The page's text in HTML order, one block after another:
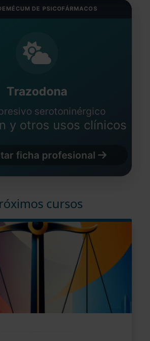
DE PSICOFÁRMACOS
Trazodona
serotoninérgico
y otros usos clínicos
ficha profesional
cursos